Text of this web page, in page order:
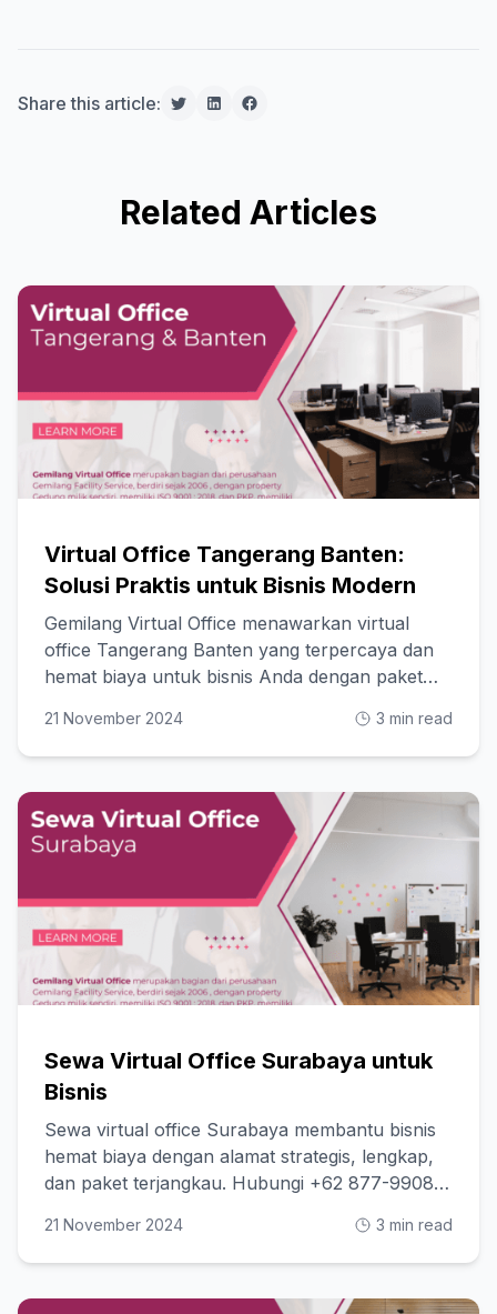
Share this article:
Related Articles
Virtual Office Tangerang Banten:
Solusi Praktis untuk Bisnis Modern
Gemilang Virtual Office menawarkan virtual
office Tangerang Banten yang terpercaya dan
hemat biaya untuk bisnis Anda dengan paket
21 November 2024 3 min read
Sewa Virtual Office Surabaya untuk
Bisnis
Sewa virtual office Surabaya membantu bisnis
hemat biaya dengan alamat strategis, lengkap,
dan paket terjangkau. Hubungi +62 877-9908-
21 November 2024 3 min read